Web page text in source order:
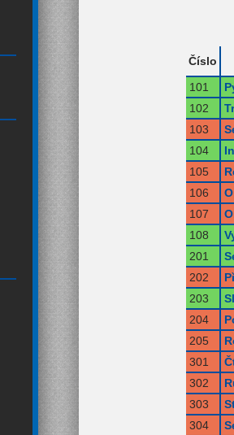
Číslo
101
102
103
104
105
106
107
108
201
202
203
204
205
301
302
303
304